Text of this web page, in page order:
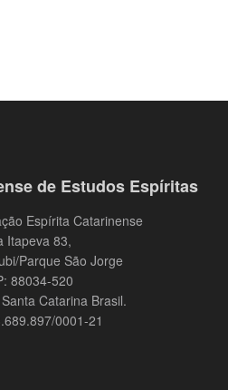
de Estudos Espíritas
Espírita Catarinense
Itapeva 83,
Parque São Jorge
88034-520
Catarina Brasil.
0001-21